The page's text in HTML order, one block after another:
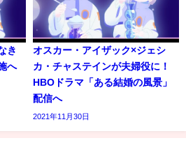
き
へ
オスカー・アイザック×ジェシ
カ・チャステインが夫婦役に！
HBOドラマ「ある結婚の風景」
配信へ
2021年11月30日